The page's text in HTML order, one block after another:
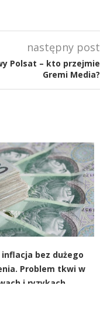
następny post
Polsat – kto przejmie
Gremi Media?
inflacja bez dużego
Problem tkwi w
i ryzykach